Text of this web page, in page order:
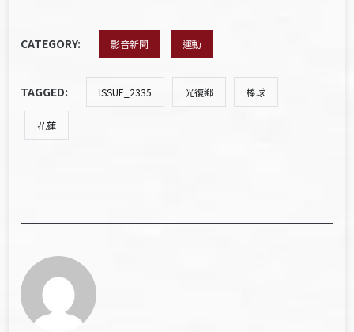
CATEGORY: 影音新聞 運動
TAGGED: ISSUE_2335 光復鄉 棒球
花蓮